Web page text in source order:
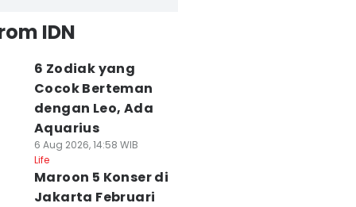
IDN
6 Zodiak yang
Cocok Berteman
dengan Leo, Ada
Aquarius
6 Aug 2026, 14:58 WIB
Life
Maroon 5 Konser di
Jakarta Februari